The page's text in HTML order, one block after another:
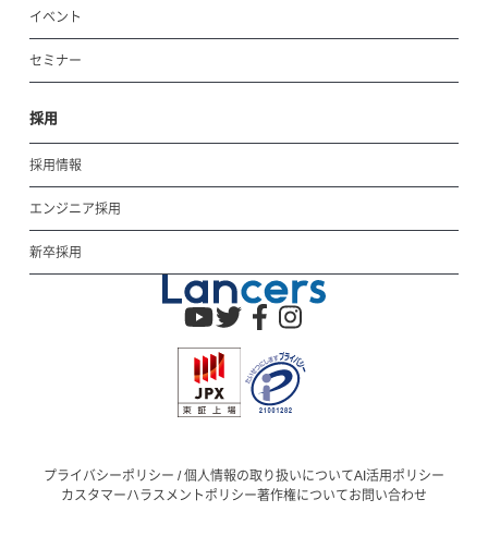
イベント
セミナー
採用
採用情報
エンジニア採用
新卒採用
プライバシーポリシー / 個人情報の取り扱いについてAI活用ポリシー
カスタマーハラスメントポリシー著作権についてお問い合わせ